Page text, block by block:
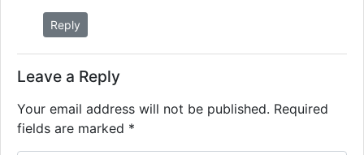
Reply
Leave a Reply
Your email address will not be published. Required
fields are marked *